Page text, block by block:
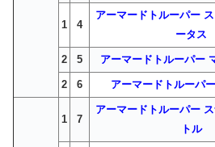
1 4
アーマードトルーパー
ータス
2 5 アーマードトルーパー
2 6 アーマードトルーパ
1 7
アーマードトルーパー
トル